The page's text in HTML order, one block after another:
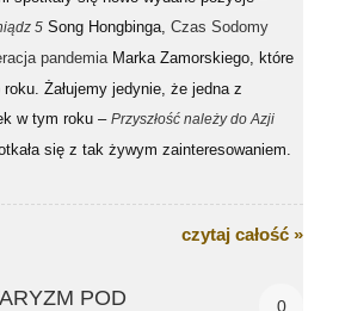
5Song Hongbinga, Czas Sodomy
pandemiaMarka Zamorskiego, które
Żałujemy jedynie, że jedna z
w tym roku – Przyszłość należy do Azji
się z tak żywym zainteresowaniem.
czytaj całość »
POD
0